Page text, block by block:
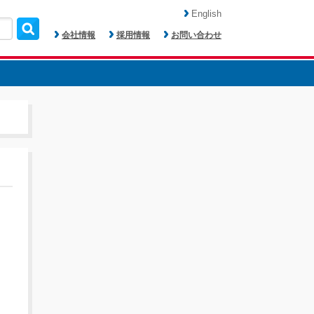
会社情報 採用情報 お問い合わせ
English